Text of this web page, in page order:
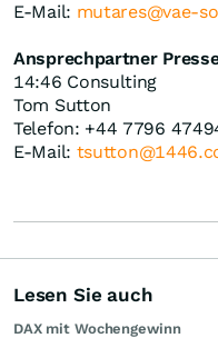
E-Mail: mutares@vae-
Ansprechpartner
14:46 Consulting
Tom Sutton
Telefon: +44 7796
E-Mail:
Lesen Sie auch
DAX mit Wochengewinn